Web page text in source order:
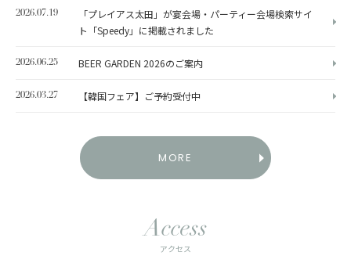
2026.07.19
「プレイアス太田」が宴会場・パーティー会場検索サイ
ト「Speedy」に掲載されました
2026.06.25 BEER GARDEN 2026のご案内
2026.03.27 【韓国フェア】ご予約受付中
MORE
Access
アクセス